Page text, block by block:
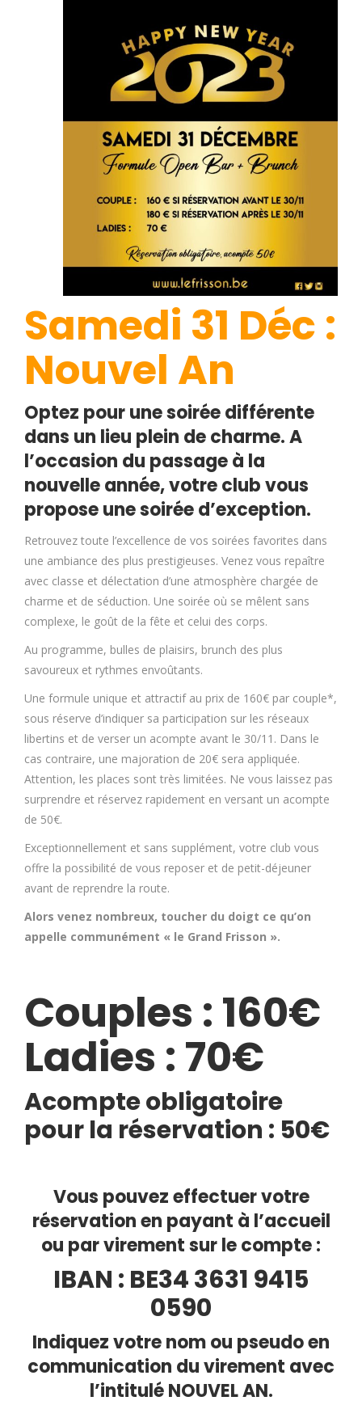
Samedi 31 Déc :
Nouvel An
Optez pour une soirée différente
dans un lieu plein de charme. A
l’occasion du passage à la
nouvelle année, votre club vous
propose une soirée d’exception.
Retrouvez toute l’excellence de vos soirées favorites dans
une ambiance des plus prestigieuses. Venez vous repaître
avec classe et délectation d’une atmosphère chargée de
charme et de séduction. Une soirée où se mêlent sans
complexe, le goût de la fête et celui des corps.
Au programme, bulles de plaisirs, brunch des plus
savoureux et rythmes envoûtants.
Une formule unique et attractif au prix de 160€ par couple*,
sous réserve d’indiquer sa participation sur les réseaux
libertins et de verser un acompte avant le 30/11. Dans le
cas contraire, une majoration de 20€ sera appliquée.
Attention, les places sont très limitées. Ne vous laissez pas
surprendre et réservez rapidement en versant un acompte
de 50€.
Exceptionnellement et sans supplément, votre club vous
offre la possibilité de vous reposer et de petit-déjeuner
avant de reprendre la route.
Alors venez nombreux, toucher du doigt ce qu’on
appelle communément « le Grand Frisson ».
Couples : 160€
Ladies : 70€
Acompte obligatoire
pour la réservation : 50€
Vous pouvez effectuer votre
réservation en payant à l’accueil
ou par virement sur le compte :
IBAN : BE34 3631 9415
0590
Indiquez votre nom ou pseudo en
communication du virement avec
l’intitulé NOUVEL AN.